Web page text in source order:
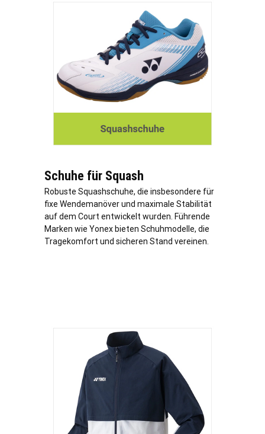
Schuhe für Squash
Robuste Squashschuhe, die insbesondere für
fixe Wendemanöver und maximale Stabilität
auf dem Court entwickelt wurden. Führende
Marken wie Yonex bieten Schuhmodelle, die
Tragekomfort und sicheren Stand vereinen.